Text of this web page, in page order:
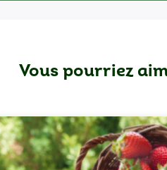
Vous pourriez